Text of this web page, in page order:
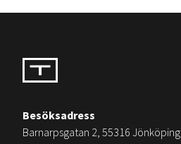
Besöksadress
Barnarpsgatan 2, 55316 Jönköping